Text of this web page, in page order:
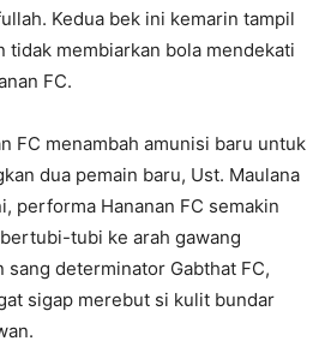
Kedua bek ini kemarin tampil
tidak membiarkan bola mendekati
FC.
FC menambah amunisi baru untuk
dua pemain baru, Ust. Maulana
performa Hananan FC semakin
tubi ke arah gawang
sang determinator Gabthat FC,
sigap merebut si kulit bundar